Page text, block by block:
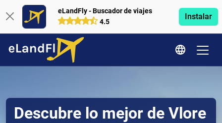
eLandFly - Buscador de viajes
4.5
Instalar
Descubre lo mejor de Vlore